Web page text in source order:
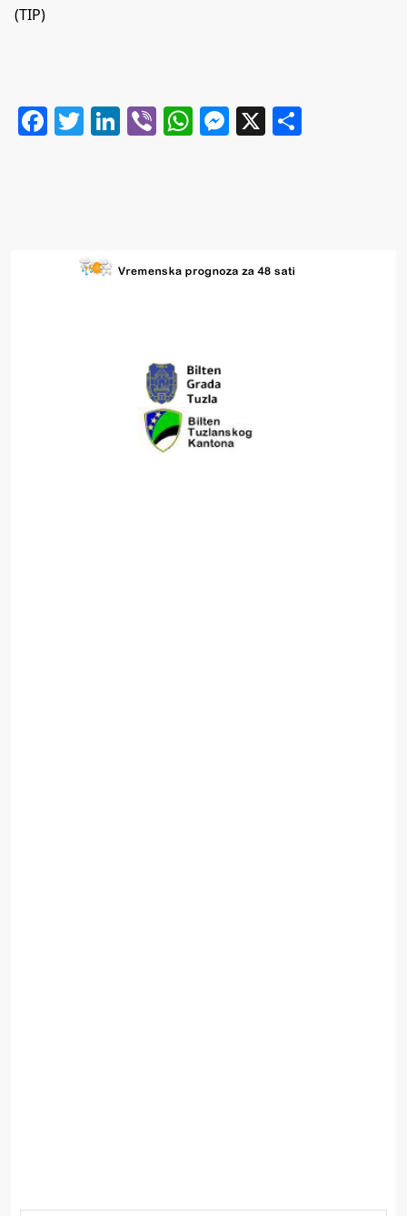
(TIP)
Facebook
Twitter
LinkedIn
ViberWhatsApp
Messenger
X